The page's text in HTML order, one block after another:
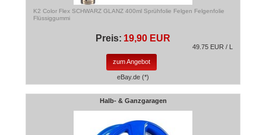
K2 Color Flex SCHWARZ GLANZ 400ml Sprühfolie Felgen Felgenfolie
Flüssiggummi
Preis: 19,90 EUR
49.75 EUR / L
zum Angebot
eBay.de (*)
Halb- & Ganzgaragen